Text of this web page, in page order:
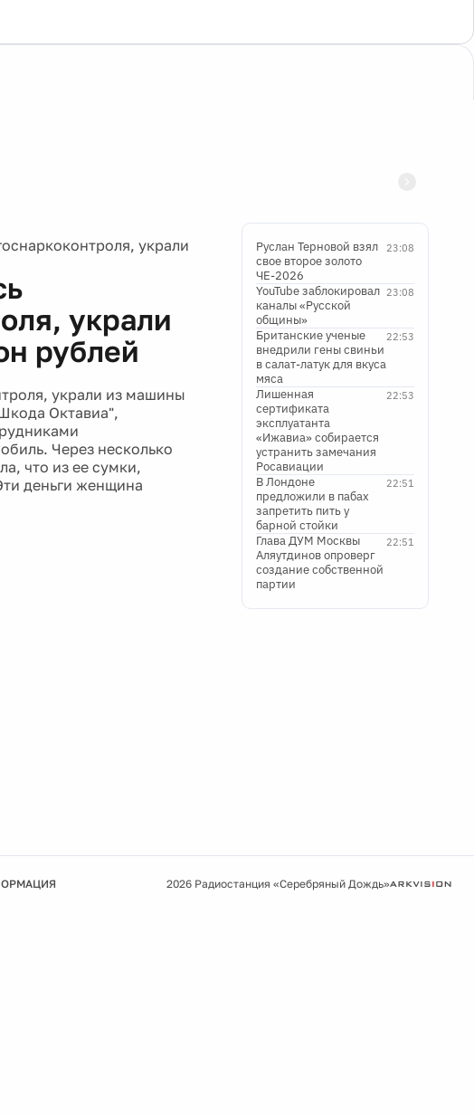
украли
украли
рублей
украли из машины
Октавиа",
Через несколько
что из ее сумки,
деньги женщина
23:08
Руслан Терновой взял
свое второе золото
ЧЕ-2026
23:08
YouTube заблокировал
каналы «Русской
общины»
22:53
Британские ученые
внедрили гены свиньи
в салат-латук для вкуса
мяса
22:53
Лишенная
сертификата
эксплуатанта
«Ижавиа» собирается
устранить замечания
Росавиации
22:51
В Лондоне
предложили в пабах
запретить пить у
барной стойки
22:51
Глава ДУМ Москвы
Аляутдинов опроверг
создание собственной
партии
2026 Радиостанция «Серебряный Дождь»